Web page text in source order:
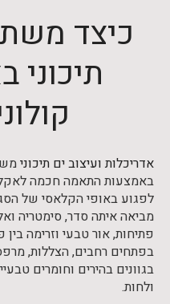
כיצד
תיכוני
אדריכלות ועיצוב ים תיכוני
באמצעות התאמה חכמה
לפגוע באופי הקלאסי של
מביאה איתה סדר, סימטריה
פתיחות, אור טבעי וזרימה בין
בפתחים רחבים, הצללות,
בגוונים בהירים וחומרים
ולחות.